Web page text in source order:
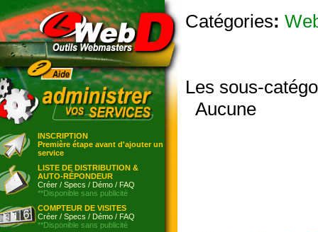
INSCRIPTION
Première étape avant d'ajouter un
service
LISTE DE DISTRIBUTION &
AUTO-RÉPONDEUR
Créer / Specs / Démo / FAQ
**Disponible sans publicité
COMPTEUR DE VISITES
Créer / Specs / Démo / FAQ
**Disponible sans publicité
Catégories:
Les sous-
Aucune